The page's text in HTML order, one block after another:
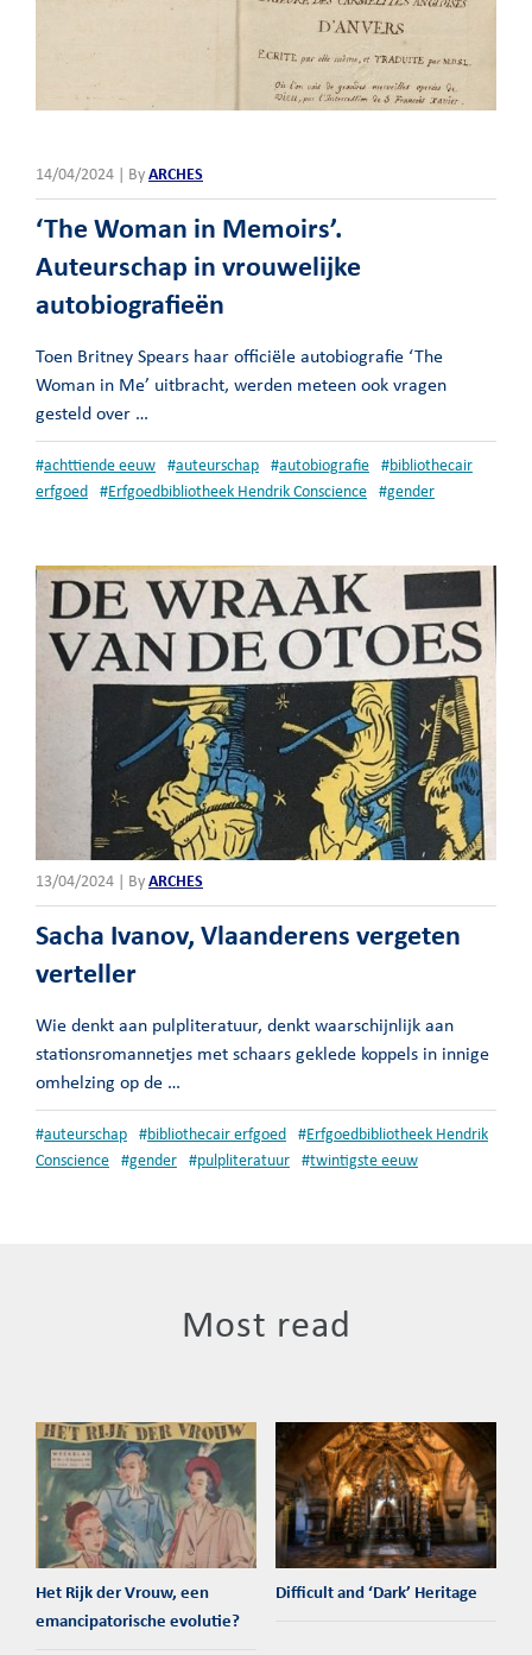
14/04/2024 | By ARCHES
‘The Woman in Memoirs’.
Auteurschap in vrouwelijke
autobiografieën
Toen Britney Spears haar officiële autobiografie ‘The
Woman in Me’ uitbracht, werden meteen ook vragen
gesteld over …
#achttiende eeuw #auteurschap #autobiografie #bibliothecair
erfgoed
#Erfgoedbibliotheek Hendrik Conscience #gender
13/04/2024 | By ARCHES
Sacha Ivanov, Vlaanderens vergeten
verteller
Wie denkt aan pulpliteratuur, denkt waarschijnlijk aan
stationsromannetjes met schaars geklede koppels in innige
omhelzing op de …
#auteurschap #bibliothecair erfgoed #Erfgoedbibliotheek Hendrik
Conscience
#gender #pulpliteratuur #twintigste eeuw
Most read
Het Rijk der Vrouw, een
emancipatorische evolutie?
Difficult and ‘Dark’ Heritage